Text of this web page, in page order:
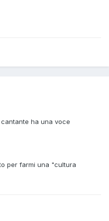
ha una voce
per farmi una "cultura